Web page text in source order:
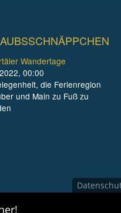
Wandertage
00:00
die Ferienregion
und Main zu Fuß zu